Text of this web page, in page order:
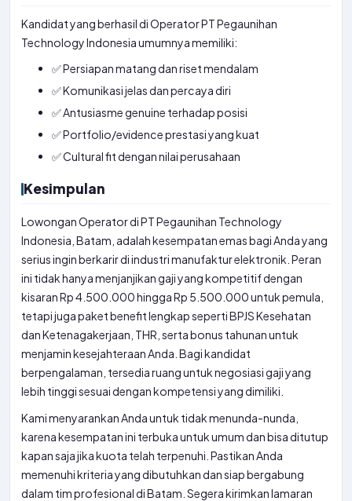
Kandidat yang berhasil di Operator PT Pegaunihan
Technology Indonesia umumnya memiliki:
✅ Persiapan matang dan riset mendalam
✅ Komunikasi jelas dan percaya diri
✅ Antusiasme genuine terhadap posisi
✅ Portfolio/evidence prestasi yang kuat
✅ Cultural fit dengan nilai perusahaan
Kesimpulan
Lowongan Operator di PT Pegaunihan Technology
Indonesia, Batam, adalah kesempatan emas bagi Anda yang
serius ingin berkarir di industri manufaktur elektronik. Peran
ini tidak hanya menjanjikan gaji yang kompetitif dengan
kisaran Rp 4.500.000 hingga Rp 5.500.000 untuk pemula,
tetapi juga paket benefit lengkap seperti BPJS Kesehatan
dan Ketenagakerjaan, THR, serta bonus tahunan untuk
menjamin kesejahteraan Anda. Bagi kandidat
berpengalaman, tersedia ruang untuk negosiasi gaji yang
lebih tinggi sesuai dengan kompetensi yang dimiliki.
Kami menyarankan Anda untuk tidak menunda-nunda,
karena kesempatan ini terbuka untuk umum dan bisa ditutup
kapan saja jika kuota telah terpenuhi. Pastikan Anda
memenuhi kriteria yang dibutuhkan dan siap bergabung
dalam tim profesional di Batam. Segera kirimkan lamaran